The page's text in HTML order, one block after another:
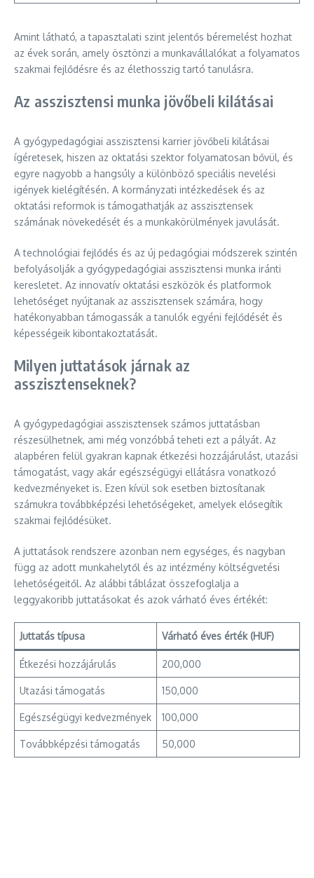
Amint látható, a tapasztalati szint jelentős béremelést hozhat
az évek során, amely ösztönzi a munkavállalókat a folyamatos
szakmai fejlődésre és az élethosszig tartó tanulásra.
Az asszisztensi munka jövőbeli kilátásai
A gyógypedagógiai asszisztensi karrier jövőbeli kilátásai
ígéretesek, hiszen az oktatási szektor folyamatosan bővül, és
egyre nagyobb a hangsúly a különböző speciális nevelési
igények kielégítésén. A kormányzati intézkedések és az
oktatási reformok is támogathatják az asszisztensek
számának növekedését és a munkakörülmények javulását.
A technológiai fejlődés és az új pedagógiai módszerek szintén
befolyásolják a gyógypedagógiai asszisztensi munka iránti
keresletet. Az innovatív oktatási eszközök és platformok
lehetőséget nyújtanak az asszisztensek számára, hogy
hatékonyabban támogassák a tanulók egyéni fejlődését és
képességeik kibontakoztatását.
Milyen juttatások járnak az
asszisztenseknek?
A gyógypedagógiai asszisztensek számos juttatásban
részesülhetnek, ami még vonzóbbá teheti ezt a pályát. Az
alapbéren felül gyakran kapnak étkezési hozzájárulást, utazási
támogatást, vagy akár egészségügyi ellátásra vonatkozó
kedvezményeket is. Ezen kívül sok esetben biztosítanak
számukra továbbképzési lehetőségeket, amelyek elősegítik
szakmai fejlődésüket.
A juttatások rendszere azonban nem egységes, és nagyban
függ az adott munkahelytől és az intézmény költségvetési
lehetőségeitől. Az alábbi táblázat összefoglalja a
leggyakoribb juttatásokat és azok várható éves értékét:
Juttatás típusa Várható éves érték (HUF)
Étkezési hozzájárulás 200,000
Utazási támogatás 150,000
Egészségügyi kedvezmények 100,000
Továbbképzési támogatás 50,000